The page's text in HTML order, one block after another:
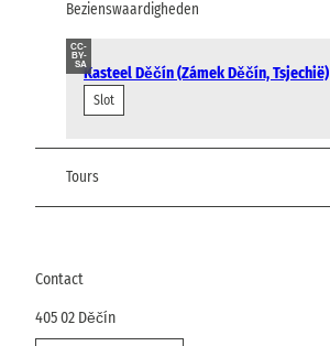
Bezienswaardigheden
CC-
BY-
SAKasteel Děčín (Zámek Děčín, Tsjechië)
Slot
Tours
Contact
405 02 Děčín